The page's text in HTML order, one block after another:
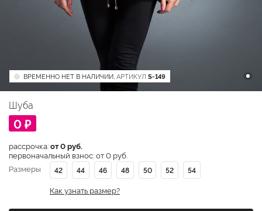
ВРЕМЕННО НЕТ В НАЛИЧИИ, АРТИКУЛ S-149
Шуба
0 ₽
рассрочка:от 0 руб.
первоначальный взнос: от 0 руб.
Размеры
42 44 46 48 50 52 54
Как узнать размер?